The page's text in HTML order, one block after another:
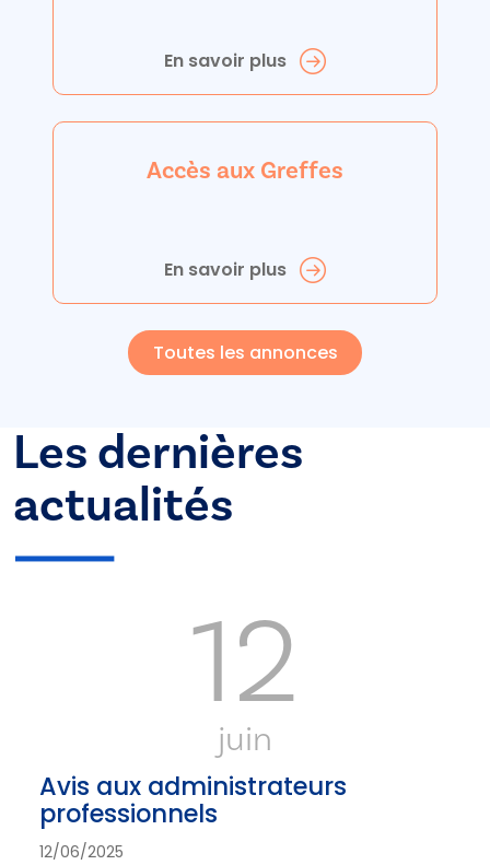
En savoir plus
Accès aux Greffes
En savoir plus
Toutes les annonces
Les dernières
actualités
12
juin
Avis aux administrateurs
professionnels
12/06/2025